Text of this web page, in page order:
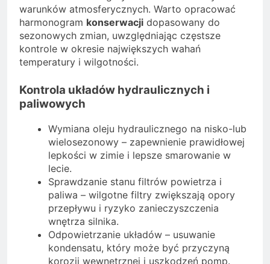
warunków atmosferycznych. Warto opracować
harmonogram konserwacji dopasowany do
sezonowych zmian, uwzględniając częstsze
kontrole w okresie największych wahań
temperatury i wilgotności.
Kontrola układów hydraulicznych i
paliwowych
Wymiana oleju hydraulicznego na nisko-lub
wielosezonowy – zapewnienie prawidłowej
lepkości w zimie i lepsze smarowanie w
lecie.
Sprawdzanie stanu filtrów powietrza i
paliwa – wilgotne filtry zwiększają opory
przepływu i ryzyko zanieczyszczenia
wnętrza silnika.
Odpowietrzanie układów – usuwanie
kondensatu, który może być przyczyną
korozji wewnętrznej i uszkodzeń pomp.